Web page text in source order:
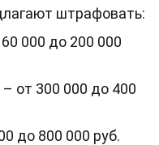
штрафовать:
000 до 200 000
от 300 000 до 400
до 800 000 руб.